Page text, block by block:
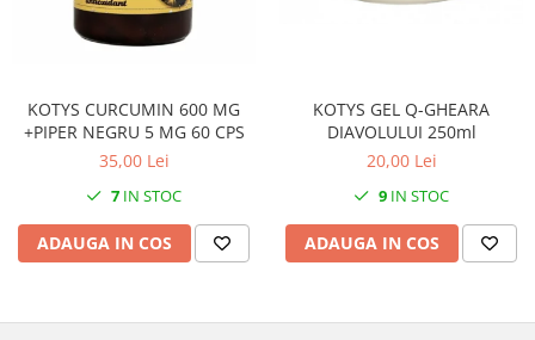
KOTYS CURCUMIN 600 MG
+PIPER NEGRU 5 MG 60 CPS
35,00 Lei
7 IN STOC
ADAUGA IN COS
KOTYS GEL Q-GHEARA
DIAVOLULUI 250ml
20,00 Lei
9 IN STOC
ADAUGA IN COS